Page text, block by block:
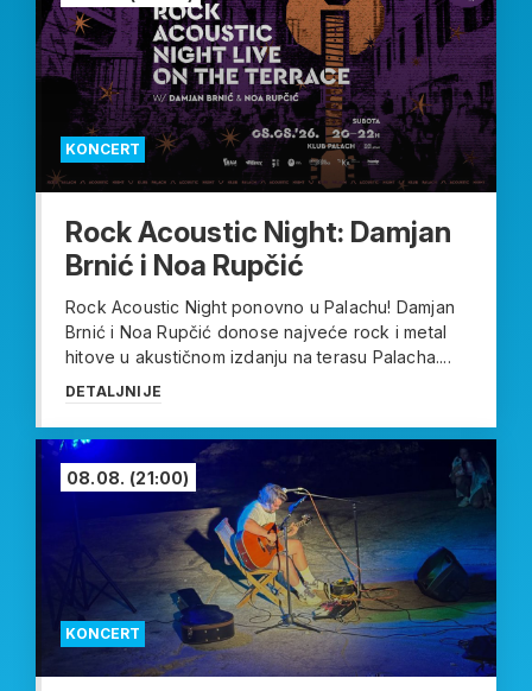
KONCERT
Rock Acoustic Night: Damjan
Brnić i Noa Rupčić
Rock Acoustic Night ponovno u Palachu! Damjan
Brnić i Noa Rupčić donose najveće rock i metal
hitove u akustičnom izdanju na terasu Palacha....
DETALJNIJE
KONCERT
08.08. (21:00)